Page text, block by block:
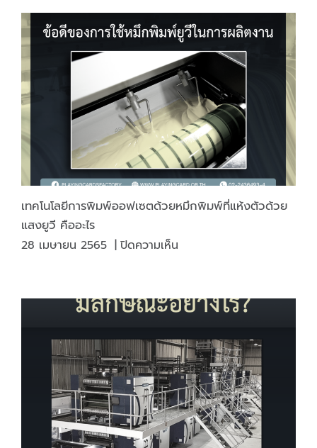
หมาย
เชิง
จิตวิทยา
ด้วย
พิมพ์
ออฟ
เซต
จะ
ประกอบ
ด้วย
หลัก
การ
สำคัญ
2
หลัก
การ
เทคโนโลยีการพิมพ์ออฟเซตด้วยหมึกพิมพ์ที่แห้งตัวด้วย
แสงยูวี คืออะไร
28 เมษายน 2565 | ปิดความเห็นบน
พิมพ์
ออฟ
ด้วย
หมึก
พิมพ์
ที่
แห้ง
ตัว